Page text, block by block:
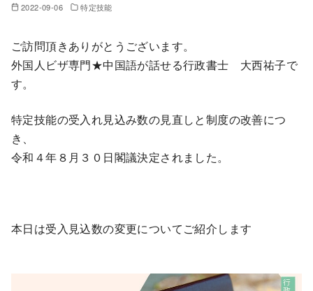
2022-09-06 特定技能
ご訪問頂きありがとうございます。
外国人ビザ専門★中国語が話せる行政書士 大西祐子で
す。
特定技能の受入れ見込み数の見直しと制度の改善につ
き、
令和４年８月３０日閣議決定されました。
本日は受入見込数の変更についてご紹介します